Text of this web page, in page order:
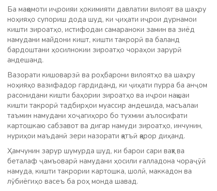
Ба мақомоти иҷроияи ҳокимияти давлатии вилоят ва шаҳру
ноҳияҳо супориш дода шуд, ки ҷиҳати иҷрои дурнамои
кишти зироатҳо, истифодаи самараноки замин ва зиёд
намудани майдони кишт, кишти такрорӣ ва баланд
бардоштани ҳосилнокии зироатҳо чораҳои зарурӣ
андешанд.
Вазорати кишоварзӣ ва роҳбарони вилоятҳо ва шаҳру
ноҳияҳо вазифадор гардиданд, ки ҷиҳати пурра ба анҷом
расонидани кишти баҳории зироатҳо ва иҷрои нақшаи
кишти такрорӣ тадбирҳои муассир андешида, масъалаи
таъмин намудани хоҷагиҳоро бо тухмии аълосифати
картошкаю сабзавот ва дигар намуди зироатҳо, инчунин,
нуриҳои маъданӣ зери назорати қатъӣ қарор диҳанд.
Ҳамчунин зарур шумурда шуд, ки барои сари вақт ва
беталаф ҷамъоварӣ намудани ҳосили ғалладона чораҷӯӣ
намуда, кишти такрории картошка, шолӣ, маккадон ва
лӯбиёгиҳо васеъ ба роҳ монда шавад.